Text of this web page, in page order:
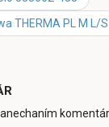
THERMA PL M L/